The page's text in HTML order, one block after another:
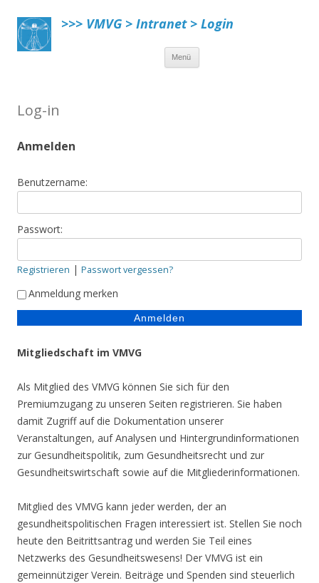
>>> VMVG > Intranet > Login
Menü
Log-in
Anmelden
Benutzername:
Passwort:
Registrieren | Passwort vergessen?
Anmeldung merken
Mitgliedschaft im VMVG
Als Mitglied des VMVG können Sie sich für den
Premiumzugang zu unseren Seiten registrieren. Sie haben
damit Zugriff auf die Dokumentation unserer
Veranstaltungen, auf Analysen und Hintergrundinformationen
zur Gesundheitspolitik, zum Gesundheitsrecht und zur
Gesundheitswirtschaft sowie auf die Mitgliederinformationen.
Mitglied des VMVG kann jeder werden, der an
gesundheitspolitischen Fragen interessiert ist. Stellen Sie noch
heute den Beitrittsantrag und werden Sie Teil eines
Netzwerks des Gesundheitswesens! Der VMVG ist ein
gemeinnütziger Verein. Beiträge und Spenden sind steuerlich